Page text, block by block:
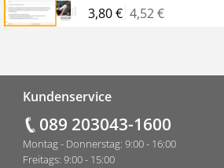
3,80 € 4,52 €
Kundenservice
089 203043-1600
Montag - Donnerstag: 9:00 - 16:00
Freitags: 9:00 - 15:00